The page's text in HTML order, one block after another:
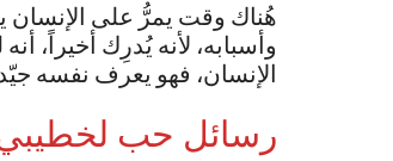
هُناك وقت يمرُّ على الإنسان
وأسبابه، لأنه يُدرِك أخيراً،
الإنسان، فهو يعرف نفسه
رسائل حب